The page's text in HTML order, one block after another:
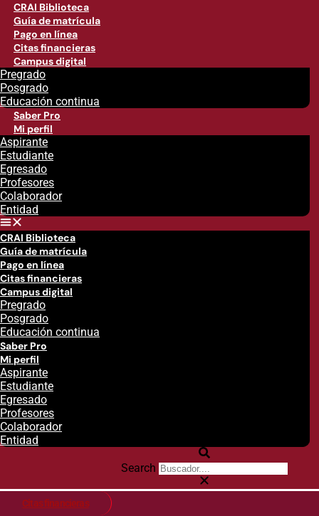
CRAI Biblioteca
Guía de matrícula
Pago en línea
Citas financieras
Campus digital
Pregrado
Posgrado
Educación continua
Saber Pro
Mi perfil
Aspirante
Estudiante
Egresado
Profesores
Colaborador
Entidad
CRAI Biblioteca
Guía de matrícula
Pago en línea
Citas financieras
Campus digital
Pregrado
Posgrado
Educación continua
Saber Pro
Mi perfil
Aspirante
Estudiante
Egresado
Profesores
Colaborador
Entidad
Search
Citas financieras